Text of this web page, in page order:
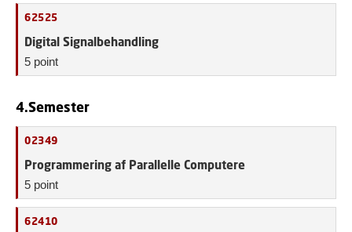
62525
Digital Signalbehandling
5 point
4.Semester
02349
Programmering af Parallelle Computere
5 point
62410